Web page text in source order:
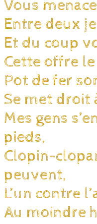
Vous
Entre deux
Et du coup
Cette offre
Pot de fer
Se met droit
Mes gens
pieds,
Clopin-
peuvent,
L’un contre
Au moindre